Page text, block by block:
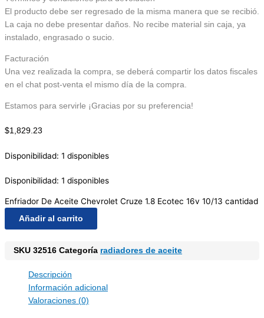
El producto debe ser regresado de la misma manera que se recibió.
La caja no debe presentar daños. No recibe material sin caja, ya
instalado, engrasado o sucio.
Facturación
Una vez realizada la compra, se deberá compartir los datos fiscales
en el chat post-venta el mismo día de la compra.
Estamos para servirle ¡Gracias por su preferencia!
$1,829.23
Disponibilidad: 1 disponibles
Disponibilidad: 1 disponibles
Enfriador De Aceite Chevrolet Cruze 1.8 Ecotec 16v 10/13 cantidad
Añadir al carrito
SKU 32516 Categoría radiadores de aceite
Descripción
Información adicional
Valoraciones (0)